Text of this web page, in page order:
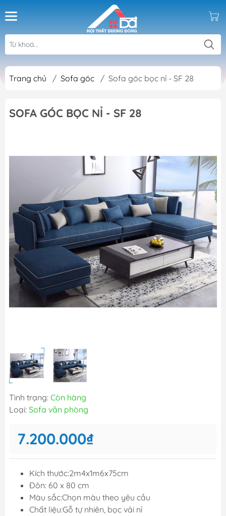
Trang chủ / Sofa góc / Sofa góc bọc nỉ - SF 28
SOFA GÓC BỌC NỈ - SF 28
Tình trạng: Còn hàng
Loại: Sofa văn phòng
7.200.000₫
Kích thước:2m4x1m6x75cm
Đôn: 60 x 80 cm
Màu sắc:Chọn màu theo yêu cầu
Chất liệu:Gỗ tự nhiên, bọc vải nỉ